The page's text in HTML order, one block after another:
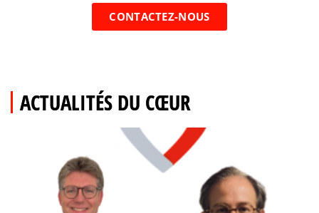
CONTACTEZ-NOUS
ACTUALITÉS DU CŒUR